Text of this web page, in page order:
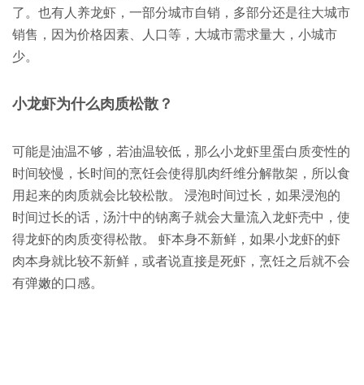
了。也有人养龙虾，一部分城市自销，多部分还是往大城市
销售，因为价格因素、人口等，大城市需求量大，小城市
少。
小龙虾为什么肉质松散？
可能是油温不够，若油温较低，那么小龙虾里蛋白质变性的
时间较慢，长时间的烹饪会使得肌肉纤维分解散架，所以食
用起来的肉质就会比较松散。 浸泡时间过长，如果浸泡的
时间过长的话，汤汁中的钠离子就会大量流入龙虾壳中，使
得龙虾的肉质变得松散。 虾本身不新鲜，如果小龙虾的虾
肉本身就比较不新鲜，或者说直接是死虾，烹饪之后就不会
有弹嫩的口感。